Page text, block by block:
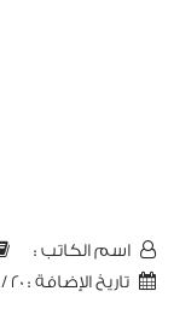
اسم الكاتب :
تاريخ الإضافة : 20 / 11